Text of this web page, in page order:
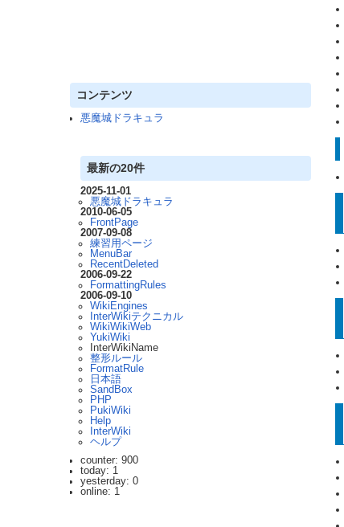
コンテンツ
悪魔城ドラキュラ
最新の20件
2025-11-01
悪魔城ドラキュラ
2010-06-05
FrontPage
2007-09-08
練習用ページ
MenuBar
RecentDeleted
2006-09-22
FormattingRules
2006-09-10
WikiEngines
InterWikiテクニカル
WikiWikiWeb
YukiWiki
InterWikiName
整形ルール
FormatRule
日本語
SandBox
PHP
PukiWiki
Help
InterWiki
ヘルプ
counter: 900
today: 1
yesterday: 0
online: 1